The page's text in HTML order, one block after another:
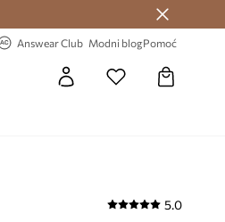
Answear Club Modni blogPomoć
5.0